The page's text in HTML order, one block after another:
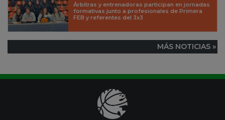
Árbitras y entrenadoras participan en jornadas
formativas junto a profesionales de Primera
FEB y referentes del 3x3
MÁS NOTICIAS »